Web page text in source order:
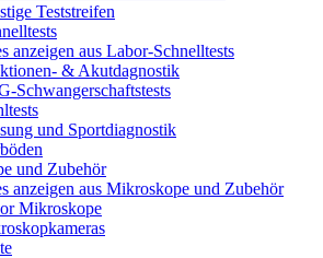
Teststreifen
anzeigen aus Labor-Schnelltests
& Akutdagnostik
Schwangerschaftstests
und Sportdiagnostik
und Zubehör
anzeigen aus Mikroskope und Zubehör
Mikroskope